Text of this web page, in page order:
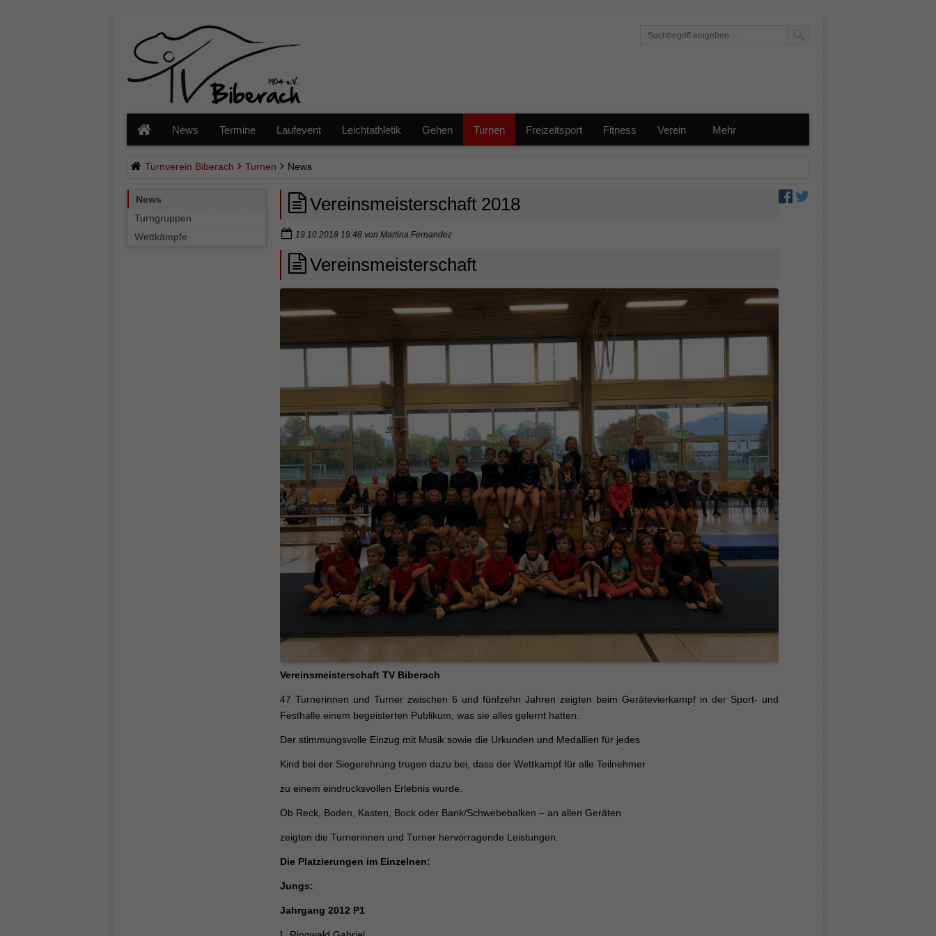
überspringenNews Termine Laufevent Leichtathletik Gehen Turnen Freizeitsport Fitness Verein Mehr
Turnverein Biberach Turnen News
Vereinsmeisterschaft 2018
19.10.2018 19:48 von Martina Fernandez
Vereinsmeisterschaft
Vereinsmeisterschaft TV Biberach
47 Turnerinnen und Turner zwischen 6 und fünfzehn Jahren zeigten beim Gerätevierkampf in der Sport- und
Festhalle einem begeisterten Publikum, was sie alles gelernt hatten.
Der stimmungsvolle Einzug mit Musik sowie die Urkunden und Medallien für jedes
Kind bei der Siegerehrung trugen dazu bei, dass der Wettkampf für alle Teilnehmer
zu einem eindrucksvollen Erlebnis wurde.
Ob Reck, Boden, Kasten, Bock oder Bank/Schwebebalken – an allen Geräten
zeigten die Turnerinnen und Turner hervorragende Leistungen.
Die Platzierungen im Einzelnen:
Jungs:
Jahrgang 2012 P1
Navigation
überspringen
News
Turngruppen
Wettkämpfe